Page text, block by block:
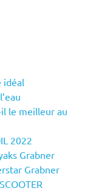
idéal
le meilleur au
2022
Grabner
Grabner